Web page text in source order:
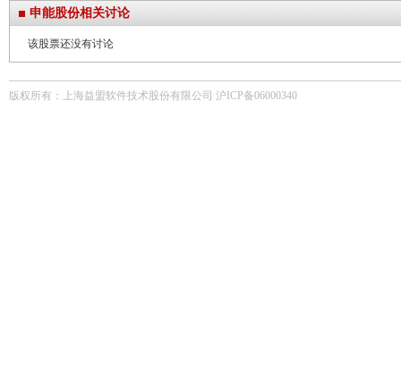
申能股份相关讨论
该股票还没有讨论
版权所有：上海益盟软件技术股份有限公司 沪ICP备06000340